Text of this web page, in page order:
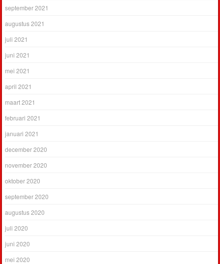
september 2021
augustus 2021
juli 2021
juni 2021
mei 2021
april 2021
maart 2021
februari 2021
januari 2021
december 2020
november 2020
oktober 2020
september 2020
augustus 2020
juli 2020
juni 2020
mei 2020